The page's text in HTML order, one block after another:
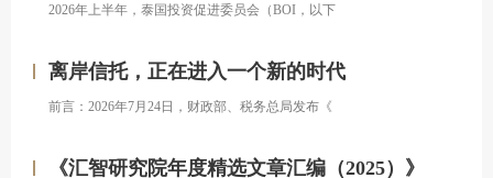
2026年上半年，泰国投资促进委员会（BOI，以下
离岸信托，正在进入一个新的时代
前言：2026年7月24日，财政部、税务总局发布《
《汇智研究院年度精选文章汇编（2025）》